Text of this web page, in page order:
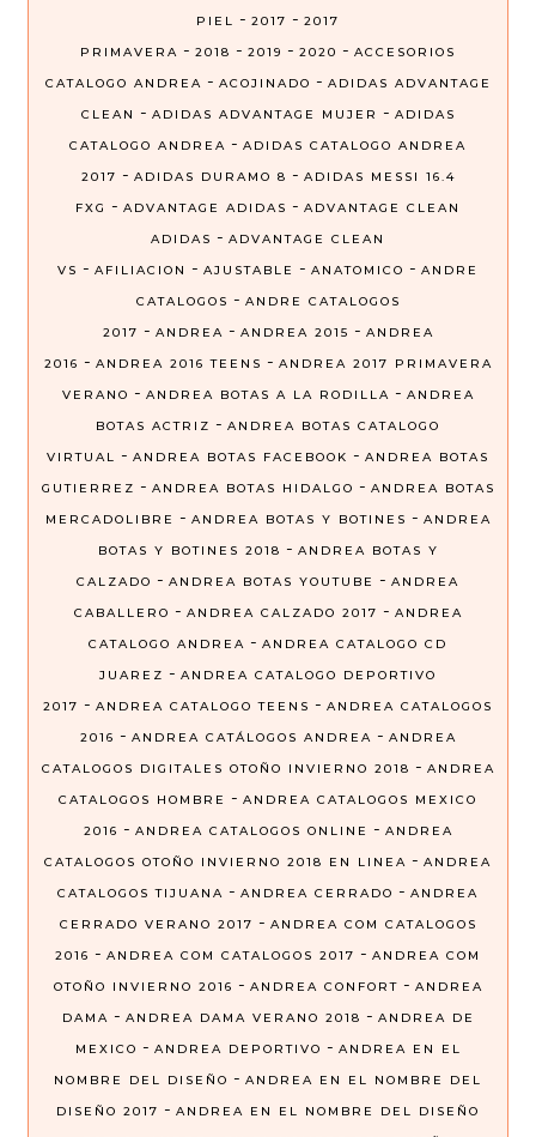
PIEL
- 2017 - 2017
PRIMAVERA - 2018 - 2019 - 2020 - ACCESORIOS
CATALOGO ANDREA - ACOJINADO - ADIDAS ADVANTAGE
CLEAN
- ADIDAS ADVANTAGE MUJER - ADIDAS
CATALOGO ANDREA - ADIDAS CATALOGO ANDREA
2017 - ADIDAS DURAMO 8 - ADIDAS MESSI 16.4
FXG
- ADVANTAGE ADIDAS - ADVANTAGE CLEAN
ADIDAS - ADVANTAGE CLEAN
VS - AFILIACION - AJUSTABLE - ANATOMICO - ANDRE
CATALOGOS - ANDRE CATALOGOS
2017 - ANDREA - ANDREA 2015 - ANDREA
2016 - ANDREA 2016 TEENS - ANDREA 2017 PRIMAVERA
VERANO - ANDREA BOTAS A LA RODILLA - ANDREA
BOTAS ACTRIZ - ANDREA BOTAS CATALOGO
VIRTUAL
- ANDREA BOTAS FACEBOOK - ANDREA BOTAS
GUTIERREZ - ANDREA BOTAS HIDALGO - ANDREA BOTAS
MERCADOLIBRE
- ANDREA BOTAS Y BOTINES - ANDREA
BOTAS Y BOTINES 2018 - ANDREA BOTAS Y
CALZADO - ANDREA BOTAS YOUTUBE - ANDREA
CABALLERO - ANDREA CALZADO 2017 - ANDREA
CATALOGO ANDREA - ANDREA CATALOGO CD
JUAREZ - ANDREA CATALOGO DEPORTIVO
2017 - ANDREA CATALOGO TEENS - ANDREA CATALOGOS
2016 - ANDREA CATÁLOGOS ANDREA - ANDREA
CATALOGOS DIGITALES OTOÑO INVIERNO 2018 - ANDREA
CATALOGOS HOMBRE
- ANDREA CATALOGOS MEXICO
2016 - ANDREA CATALOGOS ONLINE - ANDREA
CATALOGOS OTOÑO INVIERNO 2018 EN LINEA - ANDREA
CATALOGOS TIJUANA - ANDREA CERRADO - ANDREA
CERRADO VERANO 2017 - ANDREA COM CATALOGOS
2016 - ANDREA COM CATALOGOS 2017 - ANDREA COM
OTOÑO INVIERNO 2016 - ANDREA CONFORT - ANDREA
DAMA - ANDREA DAMA VERANO 2018 - ANDREA DE
MEXICO - ANDREA DEPORTIVO - ANDREA EN EL
NOMBRE DEL DISEÑO - ANDREA EN EL NOMBRE DEL
DISEÑO 2017 - ANDREA EN EL NOMBRE DEL DISEÑO